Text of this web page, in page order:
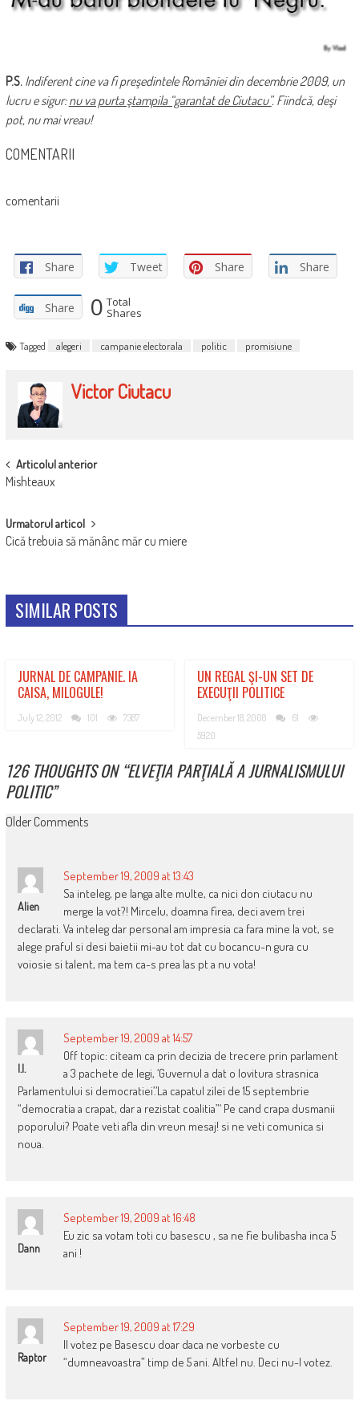
P.S. Indiferent cine va fi preşedintele României din decembrie 2009, un
lucru e sigur:nu va purta ştampila “garantat de Ciutacu”. Fiindcă, deşi
pot, nu mai vreau!
COMENTARII
comentarii
Share Tweet Share Share
Share 0 Total
Shares
Tagged alegeri campanie electorala politic promisiune
Victor Ciutacu
POST
NAVIGATION
Articolul anterior
Mishteaux
Urmatorul articol
Cică trebuia să mănânc măr cu miere
SIMILAR POSTS
JURNAL DE CAMPANIE. IA
CAISA, MILOGULE!
July 12, 2012 101 7387
UN REGAL ŞI-UN SET DE
EXECUŢII POLITICE
December 18, 2008
61
5920
126 THOUGHTS ON “ELVEŢIA PARŢIALĂ A JURNALISMULUI
POLITIC”
COMMENT
Older Comments
Alien
September 19, 2009 at 13:43
Sa inteleg, pe langa alte multe, ca nici don ciutacu nu
merge la vot?! Mircelu, doamna firea, deci avem trei
declarati. Va inteleg dar personal am impresia ca fara mine la vot, se
alege praful si desi baietii mi-au tot dat cu bocancu-n gura cu
voiosie si talent, ma tem ca-s prea las pt a nu vota!
I.I.
September 19, 2009 at 14:57
Off topic: citeam ca prin decizia de trecere prin parlament
a 3 pachete de legi, ‘Guvernul a dat o lovitura strasnica
Parlamentului si democratiei’.’La capatul zilei de 15 septembrie
“democratia a crapat, dar a rezistat coalitia”‘ Pe cand crapa dusmanii
poporului? Poate veti afla din vreun mesaj! si ne veti comunica si
noua.
Dann
September 19, 2009 at 16:48
Eu zic sa votam toti cu basescu , sa ne fie bulibasha inca 5
ani !
Raptor
September 19, 2009 at 17:29
Il votez pe Basescu doar daca ne vorbeste cu
“dumneavoastra” timp de 5 ani. Altfel nu. Deci nu-l votez.